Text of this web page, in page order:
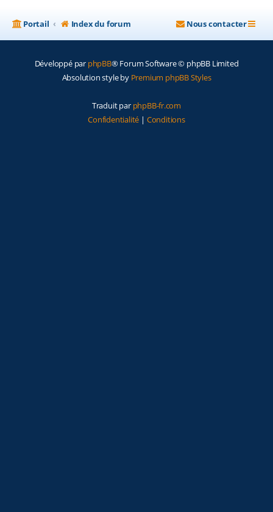
Portail Index du forum Nous contacter
Développé par phpBB® Forum Software © phpBB Limited
Absolution style by Premium phpBB Styles
Traduit par phpBB-fr.com
Confidentialité | Conditions